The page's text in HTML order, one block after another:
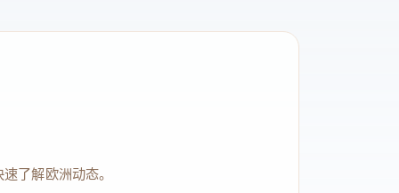
了解欧洲动态。